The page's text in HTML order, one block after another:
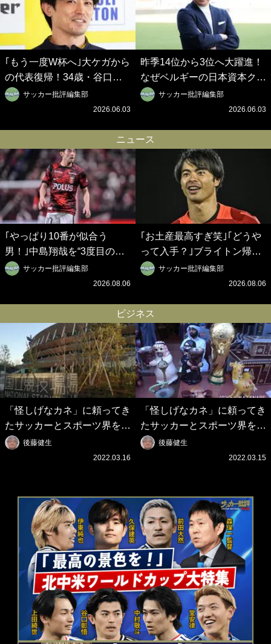
｢もう一度W杯へ｣大ケガから
の代表復帰！34歳・谷口彰
悟の奇跡を支えた日本資本の
ベルギークラブ、次なる野望
ロイデン立石敬之CEOの世
界戦略】(2)
サッカー批評編集部
2026.06.03
昨季14位から3位へ大躍進！
なぜベルギーの日本資本クラ
ブは創設102年目に歴史的快
挙を成し遂げられたのか？
之CEOの世界戦略】(1)
サッカー批評編集部
2026.06.03
ニュース
｢やっぱり10番が似合う
男！｣中島翔哉を“3度目の獲
得”ポルティモネンセが歓迎
アニメーションで背番号10
せだね〜｣｢爽やかイケメン｣
サッカー批評編集部
2026.08.06
｢お土産最高すぎ笑｣｢どうや
って入手？｣ブライトン帰還
の三笘薫、同僚に“ポケカ”を
プレゼント！｢薫の笑顔見れ
ル可愛すぎ｣
サッカー批評編集部
2026.08.06
ビジネス
「怪しげなカネ」に頼ってき
たサッカーとスポーツ界を待
つ未来(4)スポーツを「持続
可能」にする「真の投資」の
後藤健生
2022.03.16
「怪しげなカネ」に頼ってき
たサッカーとスポーツ界を待
つ未来(3)「ロシアン・マネ
ー」に続く中東の「オイルマ
後藤健生
2022.03.15